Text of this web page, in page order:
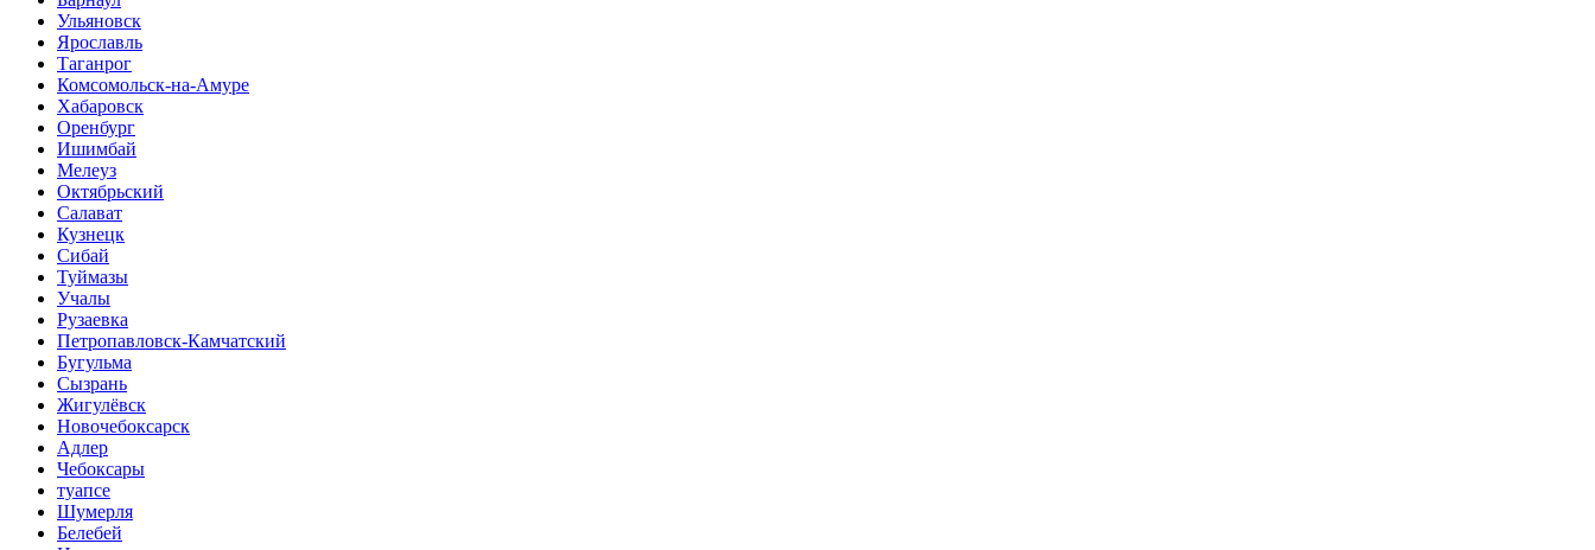
Ульяновск
Ярославль
Таганрог
Комсомольск-на-Амуре
Хабаровск
Оренбург
Ишимбай
Мелеуз
Октябрьский
Салават
Кузнецк
Сибай
Туймазы
Учалы
Рузаевка
Петропавловск-Камчатский
Бугульма
Сызрань
Жигулёвск
Новочебоксарск
Адлер
Чебоксары
туапсе
Шумерля
Белебей